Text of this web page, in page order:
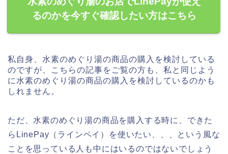
るのかを今すぐ確認したい方はこちら
私自身、水素のめぐり湯の商品の購入を検討している
のですが、こちらの記事をご覧の方も、私と同じよう
に水素のめぐり湯の商品の購入を検討しているのかも
しれません。
ただ、水素のめぐり湯の商品を購入する時に、できた
らLinePay（ラインペイ）を使いたい、、、という風な
ことを思っている人も中にはいるのではないでしょう